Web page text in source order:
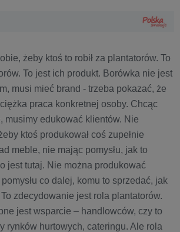
żeby ktoś to robił za plantatorów. To
To jest ich produkt. Borówka nie jest
musi mieć brand - trzeba pokazać, że
praca konkretnej osoby. Chcąc
musimy edukować klientów. Nie
ktoś produkował coś zupełnie
meble, nie mając pomysłu, jak to
jest tutaj. Nie można produkować
co dalej, komu to sprzedać, jak
zdecydowanie jest rola plantatorów.
jest wsparcie – handlowców, czy to
rynków hurtowych, cateringu. Ale rola